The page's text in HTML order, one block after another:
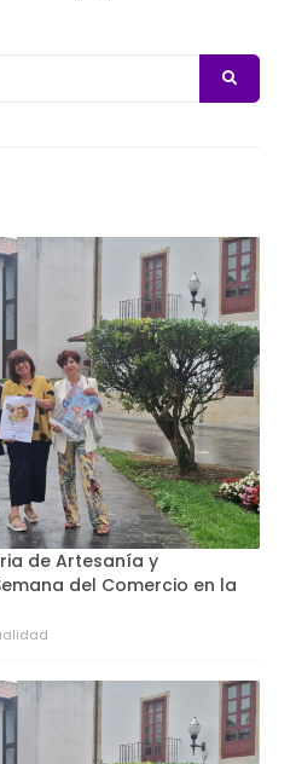
de Artesanía y
del Comercio en la